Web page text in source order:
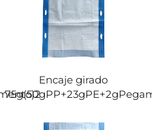
Encaje girado